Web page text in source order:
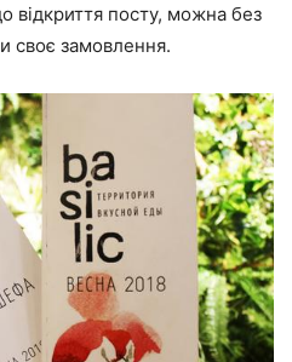
відкриття посту, можна без
своє замовлення.